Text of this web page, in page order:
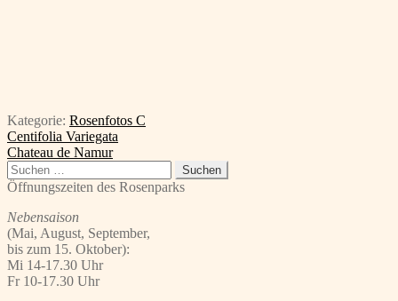
Kategorie: Rosenfotos C
Beitragsnavigation
Vorheriger
Beitrag:
Centifolia Variegata
Nächster
Beitrag:
Chateau de Namur
Suchen
nach:
Öffnungszeiten des Rosenparks
Nebensaison
(Mai, August, September,
bis zum 15. Oktober):
Mi 14-17.30 Uhr
Fr 10-17.30 Uhr